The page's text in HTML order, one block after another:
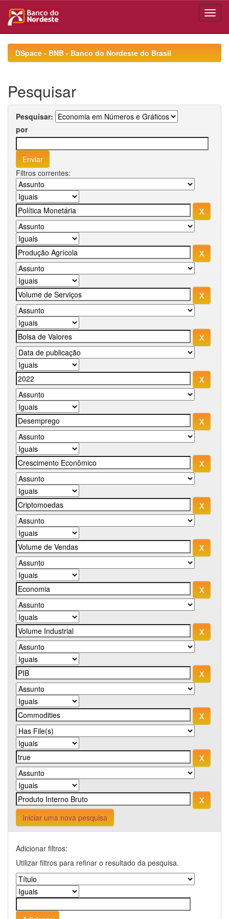
navigationDSpace - BNB - Banco do Nordeste do Brasil
Pesquisar
Pesquisar:
por
Filtros correntes:
Iniciar uma nova pesquisa
Adicionar filtros:
Utilizar filtros para refinar o resultado da pesquisa.